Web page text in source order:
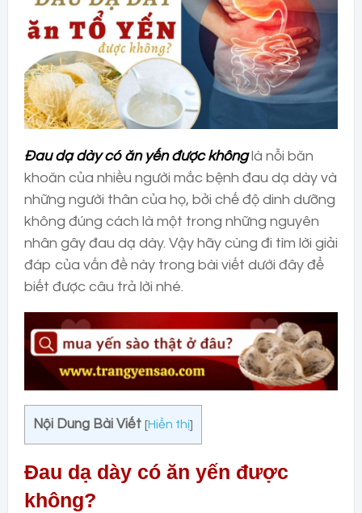
Đau dạ dày có ăn yến được không là nỗi băn
khoăn của nhiều người mắc bệnh đau dạ dày và
những người thân của họ, bởi chế độ dinh dưỡng
không đúng cách là một trong những nguyên
nhân gây đau dạ dày. Vậy hãy cùng đi tìm lời giải
đáp của vấn đề này trong bài viết dưới đây để
biết được câu trả lời nhé.
Nội Dung Bài Viết [Hiển thị]
Đau dạ dày có ăn yến được
không?